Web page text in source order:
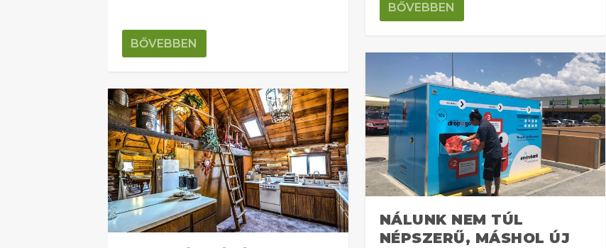
BŐVEBBEN
BŐVEBBEN
NÁLUNK NEM TÚL
NÉPSZERŰ, MÁSHOL ÚJ